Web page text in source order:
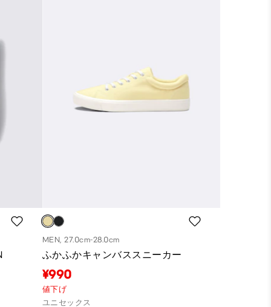
MEN, 27.0cm-28.0cm
ふかふかキャンバススニーカー
¥990
値下げ
ユニセックス